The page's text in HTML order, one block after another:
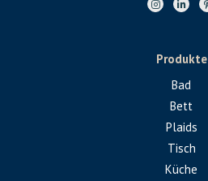
Produkte
Bad
Bett
Plaids
Tisch
Küche